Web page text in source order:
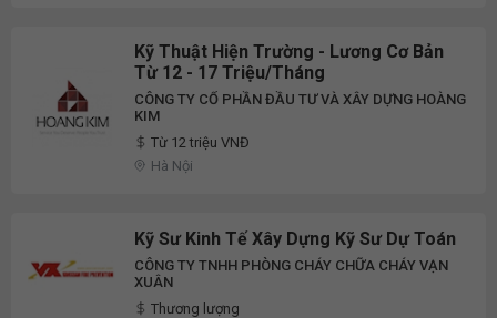
Kỹ Thuật Hiện Trường - Lương Cơ Bản
Từ 12 - 17 Triệu/tháng
CÔNG TY CỔ PHẦN ĐẦU TƯ VÀ XÂY DỰNG HOÀNG
KIM
Từ 12 triệu VNĐ
Hà Nội
Kỹ Sư Kinh Tế Xây Dựng Kỹ Sư Dự Toán
CÔNG TY TNHH PHÒNG CHÁY CHỮA CHÁY VẠN
XUÂN
Thương lượng